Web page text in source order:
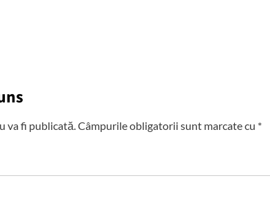
va fi publicată.Câmpurile obligatorii sunt marcate cu *